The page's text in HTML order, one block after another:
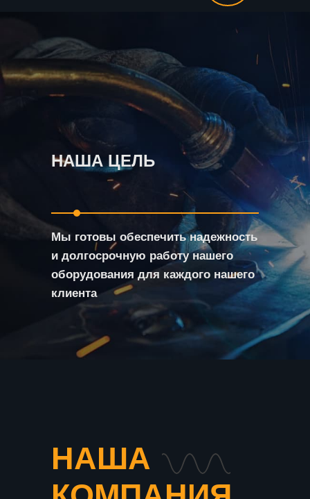
НАША ЦЕЛЬ
Мы готовы обеспечить надежность
и долгосрочную работу нашего
оборудования для каждого нашего
клиента
НАША